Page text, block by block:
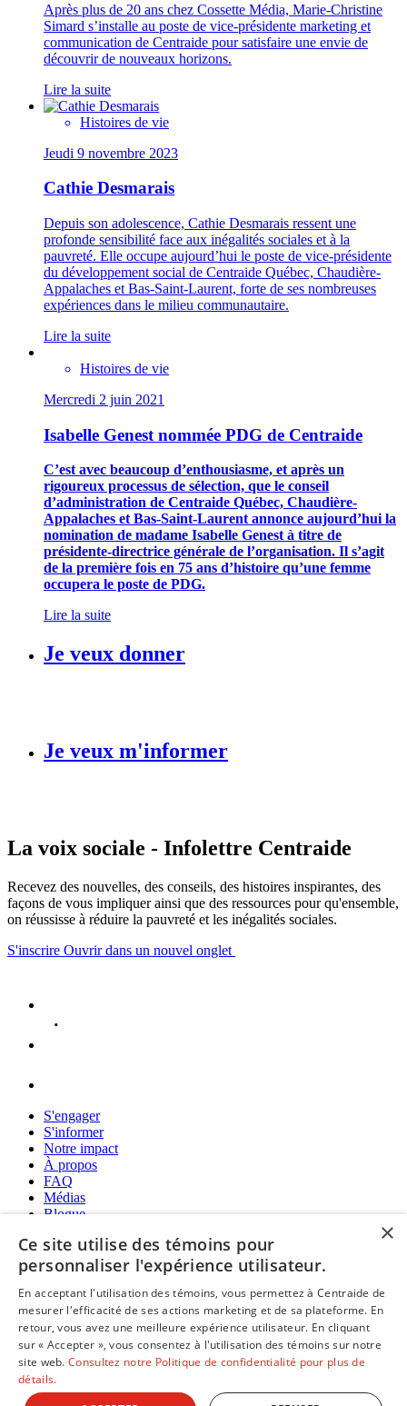
Après plus de 20 ans chez Cossette Média, Marie-Christine
Simard s’installe au poste de vice-présidente marketing et
communication de Centraide pour satisfaire une envie de
découvrir de nouveaux horizons.
Lire la suite
Histoires de vie
Jeudi 9 novembre 2023
Cathie Desmarais
Depuis son adolescence, Cathie Desmarais ressent une
profonde sensibilité face aux inégalités sociales et à la
pauvreté. Elle occupe aujourd’hui le poste de vice-présidente
du développement social de Centraide Québec, Chaudière-
Appalaches et Bas-Saint-Laurent, forte de ses nombreuses
expériences dans le milieu communautaire.
Lire la suite
Histoires de vie
Mercredi 2 juin 2021
Isabelle Genest nommée PDG de Centraide
C’est avec beaucoup d’enthousiasme, et après un
rigoureux processus de sélection, que le conseil
d’administration de Centraide Québec, Chaudière-
Appalaches et Bas-Saint-Laurent annonce aujourd’hui la
nomination de madame Isabelle Genest à titre de
présidente-directrice générale de l’organisation. Il s’agit
de la première fois en 75 ans d’histoire qu’une femme
occupera le poste de PDG.
Lire la suite
Je veux donner
Je veux m'informer
La voix sociale - Infolettre Centraide
Recevez des nouvelles, des conseils, des histoires inspirantes, des
façons de vous impliquer ainsi que des ressources pour qu'ensemble,
on réussisse à réduire la pauvreté et les inégalités sociales.
S'inscrire Ouvrir dans un nouvel onglet
S'engager
S'informer
Notre impact
À propos
FAQ
Médias
Blogue
101, rue Lavoie, bureau 10
Rimouski (Québec) G5L 5Y2
418 775-5555
×
Ce site utilise des témoins pour
personnaliser l'expérience utilisateur.
En acceptant l'utilisation des témoins, vous permettez à Centraide de
mesurer l'efficacité de ses actions marketing et de sa plateforme. En
retour, vous avez une meilleure expérience utilisateur. En cliquant
sur « Accepter », vous consentez à l'utilisation des témoins sur notre
site web. Consultez notre Politique de confidentialité pour plus de
détails.